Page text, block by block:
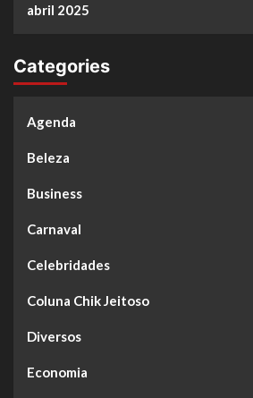
abril 2025
Categories
Agenda
Beleza
Business
Carnaval
Celebridades
Coluna Chik Jeitoso
Diversos
Economia